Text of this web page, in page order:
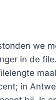
we
in de
in